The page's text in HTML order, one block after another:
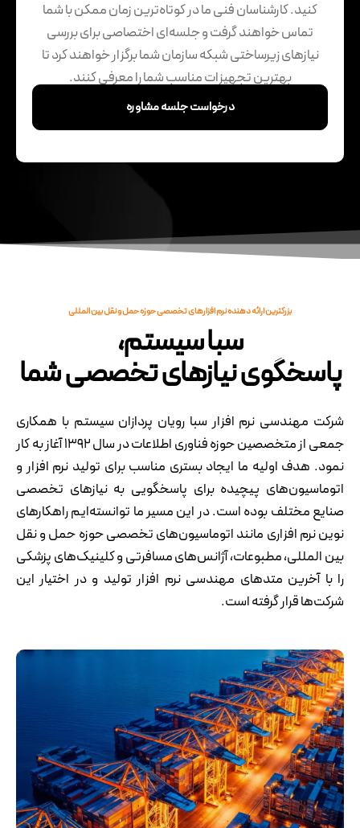
کنید. کارشناسان فنی ما در کوتاه‌ترین زمان ممکن با شما
تماس خواهند گرفت و جلسه‌ای اختصاصی برای بررسی
نیازهای زیرساختی شبکه سازمان شما برگزار خواهند کرد تا
بهترین تجهیزات مناسب شما را معرفی کنند.
درخواست جلسه مشاوره
بزرگترین ارائه دهنده نرم افزارهای تخصصی حوزه حمل و نقل بین المللی
سبا سیستم،
پاسخگوی نیازهای تخصصی شما
شرکت مهندسی نرم افزار سبا رویان پردازان سیستم با همکاری
جمعی از متخصصین حوزه فناوری اطلاعات در سال ۱۳۹۲ آغاز به کار
نمود. هدف اولیه ما ایجاد بستری مناسب برای تولید نرم افزار و
اتوماسیون‌های پیچیده برای پاسخگویی به نیاز‌های تخصصی
صنایع مختلف بوده است. در این مسیر ما توانسته‌ایم راهکار‌های
نوین نرم افزاری مانند اتوماسیون‌های تخصصی حوزه حمل و نقل
بین المللی، مطبوعات،‌ آژانس‌های مسافرتی و کلینیک‌های پزشکی
را با آخرین متدهای مهندسی نرم افزار تولید و در اختیار این
شرکت‌ها قرار گرفته است.